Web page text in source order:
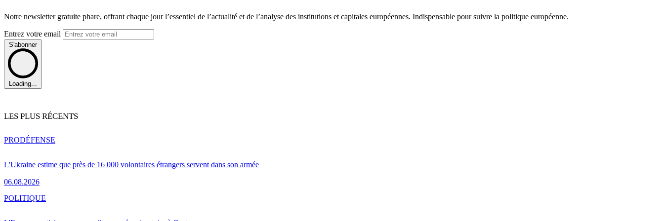
Notre newsletter gratuite phare, offrant chaque jour l’essentiel de l’actualité et de l’analyse des institutions et capitales européennes. Indispensable pour suivre la politique européenne.
Entrez votre email
S'abonner
Loading...
LES PLUS RÉCENTS
L'Ukraine estime que près de 16 000 volontaires étrangers servent dans son armée
06.08.2026
PRODÉFENSE
POLITIQUE